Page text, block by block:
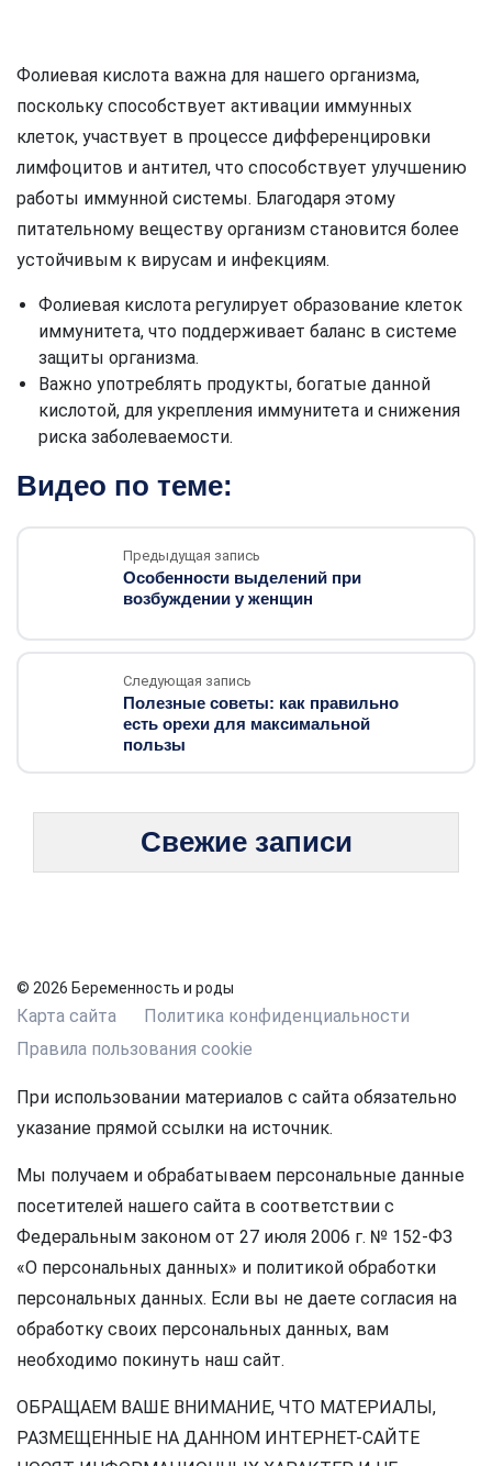
Фолиевая кислота важна для нашего организма,
поскольку способствует активации иммунных
клеток, участвует в процессе дифференцировки
лимфоцитов и антител, что способствует улучшению
работы иммунной системы. Благодаря этому
питательному веществу организм становится более
устойчивым к вирусам и инфекциям.
Фолиевая кислота регулирует образование клеток
иммунитета, что поддерживает баланс в системе
защиты организма.
Важно употреблять продукты, богатые данной
кислотой, для укрепления иммунитета и снижения
риска заболеваемости.
Видео по теме:
Предыдущая запись
Особенности выделений при
возбуждении у женщин
Следующая запись
Полезные советы: как правильно
есть орехи для максимальной
пользы
Свежие записи
© 2026 Беременность и роды
Карта сайта
Политика конфиденциальности
Правила пользования cookie
При использовании материалов с сайта обязательно
указание прямой ссылки на источник.
Мы получаем и обрабатываем персональные данные
посетителей нашего сайта в соответствии с
Федеральным законом от 27 июля 2006 г. № 152-ФЗ
«О персональных данных» и политикой обработки
персональных данных. Если вы не даете согласия на
обработку своих персональных данных, вам
необходимо покинуть наш сайт.
ОБРАЩАЕМ ВАШЕ ВНИМАНИЕ, ЧТО МАТЕРИАЛЫ,
РАЗМЕЩЕННЫЕ НА ДАННОМ ИНТЕРНЕТ-САЙТЕ